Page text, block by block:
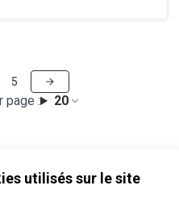
utilisés sur le site
page : 20
5